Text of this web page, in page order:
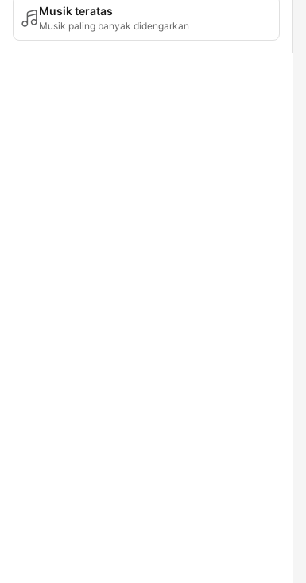
Musik teratas
Musik paling banyak didengarkan